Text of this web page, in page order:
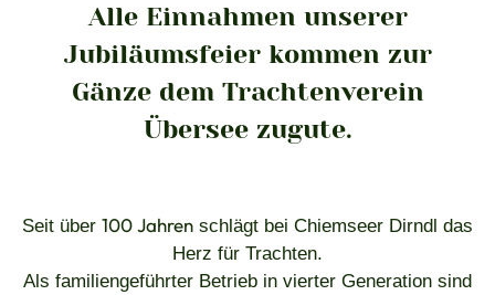
Alle Einnahmen unserer
Jubiläumsfeier kommen zur
Gänze dem Trachtenverein
Übersee zugute.
Seit über 100 Jahren schlägt bei Chiemseer Dirndl das
Herz für Trachten.
Als familiengeführter Betrieb in vierter Generation sind